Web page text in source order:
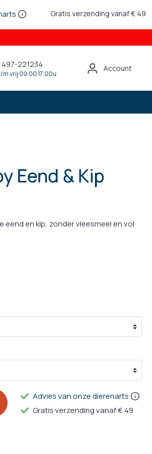
Gratis verzending vanaf € 49
497-221234
m vrij 09:00 17:00u
Account
Eend & Kip
eend en kip, zonder vleesmeel en vol
Advies van onze dierenarts
Gratis verzending vanaf € 49